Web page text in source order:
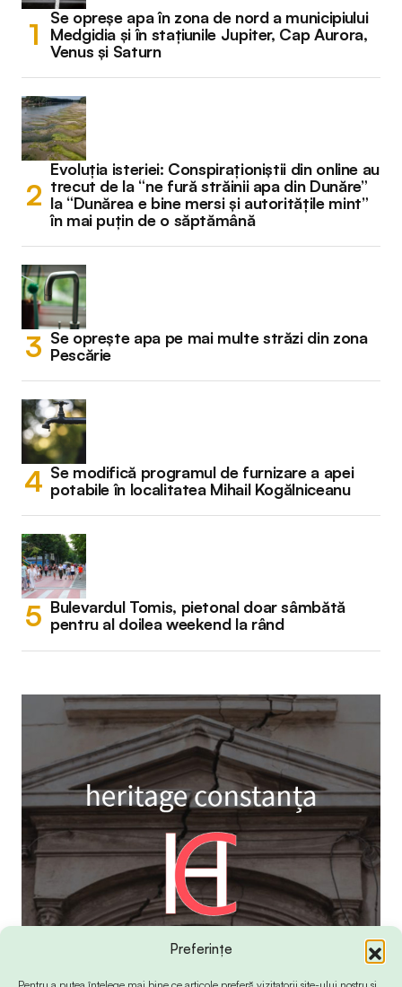
Preferințe
Se opreșe apa în zona de nord a municipiului
Medgidia și în stațiunile Jupiter, Cap Aurora,
Venus și Saturn
Evoluția isteriei: Conspiraționiștii din online au
trecut de la “ne fură străinii apa din Dunăre”
la “Dunărea e bine mersi și autoritățile mint”
în mai puțin de o săptămână
Se oprește apa pe mai multe străzi din zona
Pescărie
Se modifică programul de furnizare a apei
potabile în localitatea Mihail Kogălniceanu
Bulevardul Tomis, pietonal doar sâmbătă
pentru al doilea weekend la rând